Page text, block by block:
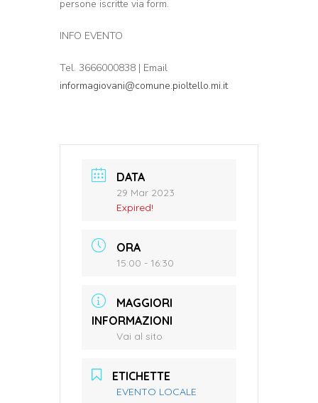
persone iscritte via form.
INFO EVENTO
Tel. 3666000838 | Email
informagiovani@comune.pioltello.mi.it
DATA
29 Mar 2023
Expired!
ORA
15:00 - 16:30
MAGGIORI
INFORMAZIONI
Vai al sito
ETICHETTE
EVENTO LOCALE